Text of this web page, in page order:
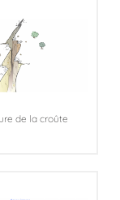
de la croûte